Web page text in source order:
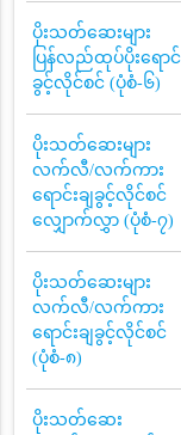
ပိုးသတ်ဆေးများ
ပြန်လည်ထုပ်ပိုးရောင်
ခွင့်လိုင်စင် (ပုံစံ-၆)
ပိုးသတ်ဆေးများ
လက်လီ/လက်ကား
ရောင်းချခွင့်လိုင်စင်
လျှောက်လွှာ (ပုံစံ-၇)
ပိုးသတ်ဆေးများ
လက်လီ/လက်ကား
ရောင်းချခွင့်လိုင်စင်
(ပုံစံ-၈)
ပိုးသတ်ဆေး